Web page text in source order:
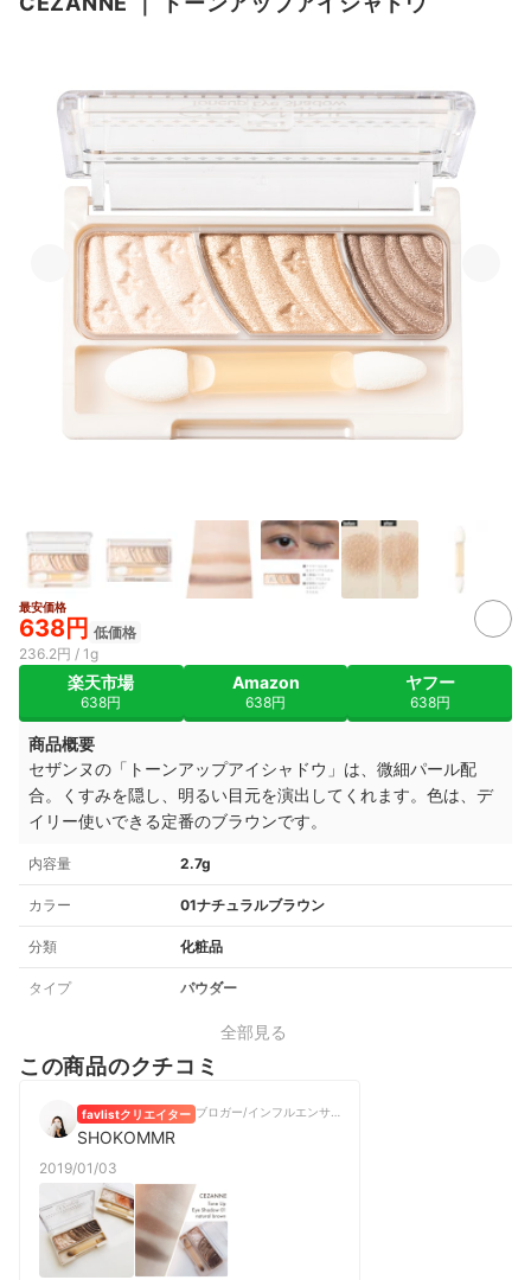
最安価格
638円 低価格
236.2円 / 1g
楽天市場
638円
Amazon
638円
ヤフー
638円
商品概要
セザンヌの「トーンアップアイシャドウ」は、微細パール配
合。くすみを隠し、明るい目元を演出してくれます。色は、デ
イリー使いできる定番のブラウンです。
内容量 2.7g
カラー 01ナチュラルブラウン
分類 化粧品
タイプ パウダー
全部見る
この商品のクチコミ
favlistクリエイター
SHOKOMMR
2019/01/03